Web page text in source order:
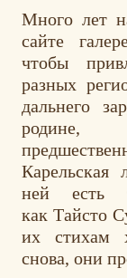
Много лет
сайте
чтобы
разных
дальнего
родине,
Карельская
ней есть
как Тайсто
их стихам
снова, они